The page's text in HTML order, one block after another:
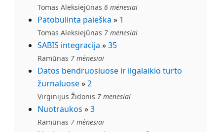
Tomas Aleksiejūnas 6 mėnesiai
Patobulinta paieška » 1
Tomas Aleksiejūnas 7 mėnesiai
SABIS integracija »35
Ramūnas 7 mėnesiai
Datos bendruosiuose ir ilgalaikio turto
žurnaluose»2
Virginijus Židonis 7 mėnesiai
Nuotraukos »3
Ramūnas 7 mėnesiai